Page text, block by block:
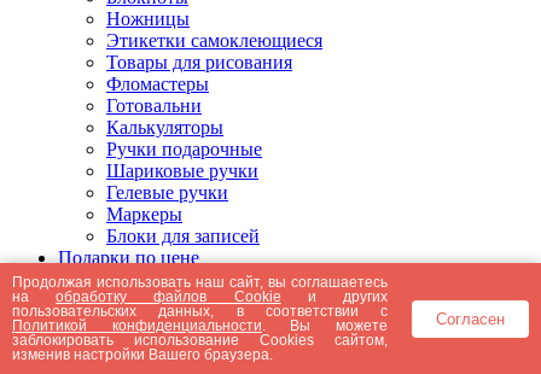
Ножницы
Этикетки самоклеющиеся
Товары для рисования
Фломастеры
Готовальни
Калькуляторы
Ручки подарочные
Шариковые ручки
Гелевые ручки
Маркеры
Блоки для записей
Подарки по цене
Подарки от 5000 рублей
Подарки до 5000 рублей
Подарки до 3000 рублей
Подарки до 2000 рублей
Подарки до 1000 рублей
Продолжая использовать наш сайт, вы соглашаетесь
наобработку файлов Cookie и других
пользовательских данных, в соответствии с
Политикой конфиденциальности . Вы можете
заблокировать использование Cookies сайтом,
изменив настройки Вашего браузера.
Согласен